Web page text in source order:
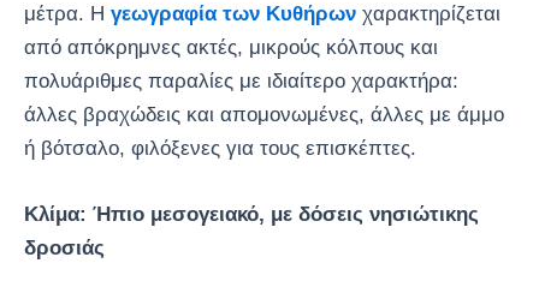
μέτρα. Η γεωγραφία των Κυθήρων χαρακτηρίζεται
από απόκρημνες ακτές, μικρούς κόλπους και
πολυάριθμες παραλίες με ιδιαίτερο χαρακτήρα:
άλλες βραχώδεις και απομονωμένες, άλλες με άμμο
ή βότσαλο, φιλόξενες για τους επισκέπτες.
Κλίμα: Ήπιο μεσογειακό, με δόσεις νησιώτικης
δροσιάς